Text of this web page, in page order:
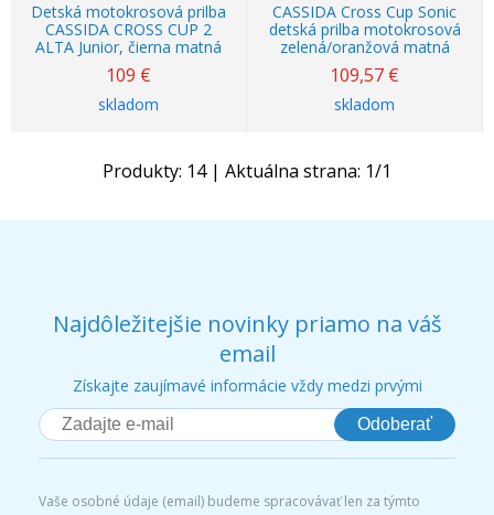
Detská motokrosová prilba
CASSIDA CROSS CUP 2
ALTA Junior, čierna matná
109 €
skladom
CASSIDA Cross Cup Sonic
detská prilba motokrosová
zelená/oranžová matná
109,57 €
skladom
Produkty: 14| Aktuálna strana: 1/1
Najdôležitejšie novinky priamo na váš
email
Získajte zaujímavé informácie vždy medzi prvými
Odoberať
Vaše osobné údaje (email) budeme spracovávať len za týmto